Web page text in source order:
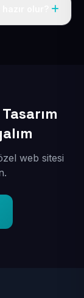
web sitesi